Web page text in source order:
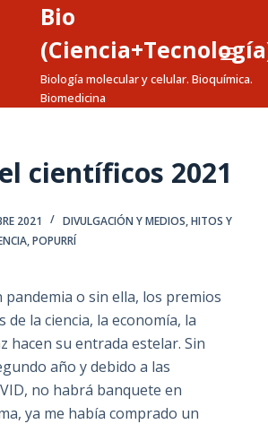
Bio
Biología molecular y celular. Bioquímica.
Biomedicina
científicos 2021
2021 DIVULGACIÓN Y MEDIOS,HITOS Y
,POPURRÍ
pandemia o sin ella, los premios
de la ciencia, la economía, la
hacen su entrada estelar. Sin
año y debido a las
no habrá banquete en
ya me había comprado un